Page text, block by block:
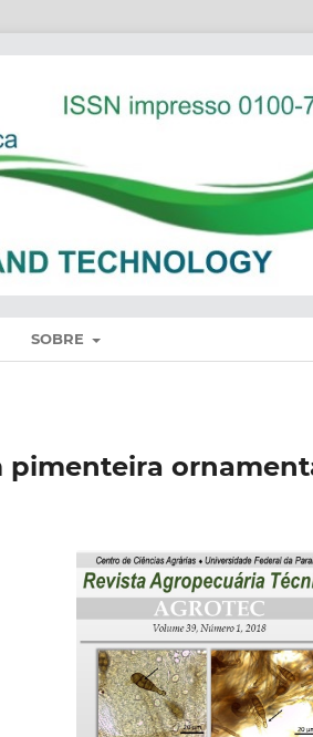
SOBRE
pimenteira